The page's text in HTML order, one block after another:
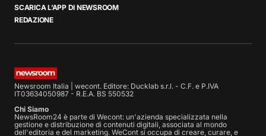
SCARICA L’APP DI NEWSROOM
REDAZIONE
Newsroom Italia | wecont. Editore: Ducklab s.r.l. - C.F. e P.IVA
IT03634050987 - R.E.A. BS 550532
Chi Siamo
NewsRoom24 è parte di Wecont: un'azienda specializzata nella
gestione e distribuzione di contenuti digitali, associata al mondo
dell'editoria e del marketing. WeCont si occupa di creare, curare, e